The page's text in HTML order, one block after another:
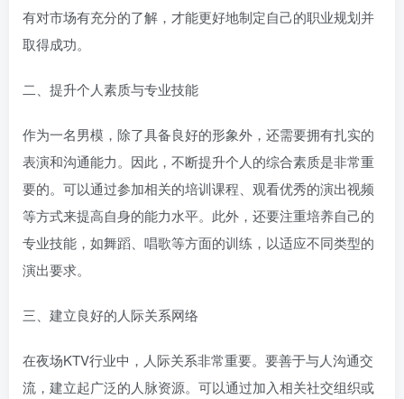
有对市场有充分的了解，才能更好地制定自己的职业规划并
取得成功。
二、提升个人素质与专业技能
作为一名男模，除了具备良好的形象外，还需要拥有扎实的
表演和沟通能力。因此，不断提升个人的综合素质是非常重
要的。可以通过参加相关的培训课程、观看优秀的演出视频
等方式来提高自身的能力水平。此外，还要注重培养自己的
专业技能，如舞蹈、唱歌等方面的训练，以适应不同类型的
演出要求。
三、建立良好的人际关系网络
在夜场KTV行业中，人际关系非常重要。要善于与人沟通交
流，建立起广泛的人脉资源。可以通过加入相关社交组织或